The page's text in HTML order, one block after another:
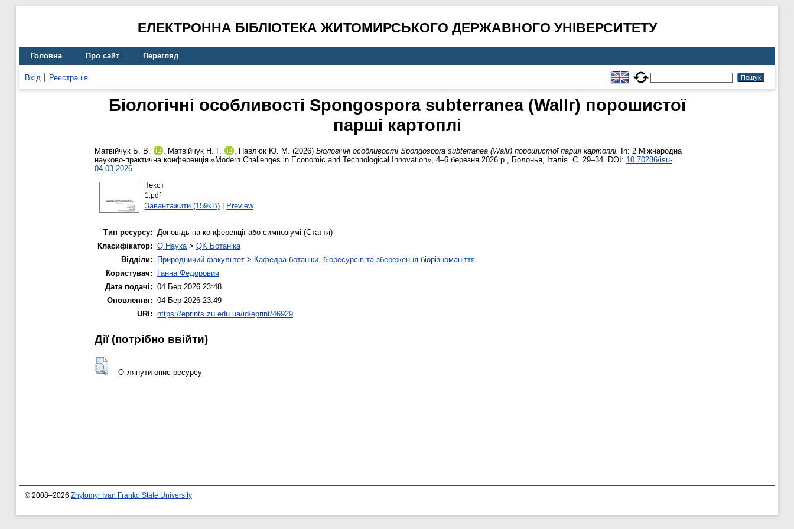
ЕЛЕКТРОННА БІБЛІОТЕКА ЖИТОМИРСЬКОГО ДЕРЖАВНОГО УНІВЕРСИТЕТУ
Головна Про сайт Перегляд
Вхід Реєстрація
Біологічні особливості Spongospora subterranea (Wallr) порошистої
парші картоплі
Матвійчук Б. В. , Матвійчук Н. Г. , Павлюк Ю. М. (2026) Біологічні особливості Spongospora subterranea (Wallr) порошистої парші картоплі.
In: 2 Міжнародна
науково-практична конференція «Modern Challenges in Economic and Technological Innovation», 4–6 березня 2026 р., Болонья, Італія. С. 29–34. DOI: 10.70286/isu-
04.03.2026.
Текст
1.pdf
Завантажити (159kB)| Preview
Тип ресурсу: Доповідь на конференції або симпозіумі (Стаття)
Класифікатор: Q Наука> QK Ботаніка
Відділи:
Природничий факультет > Кафедра ботаніки, біоресурсів та збереження біорізноманіття
Користувач:
Ганна Федорович
Дата подачі: 04 Бер 2026 23:48
Оновлення: 04 Бер 2026 23:49
URI:
https://eprints.zu.edu.ua/id/eprint/46929
Дії ​​(потрібно ввійти)
Оглянути опис ресурсу
© 2008–2026 Zhytomyr Ivan Franko State University